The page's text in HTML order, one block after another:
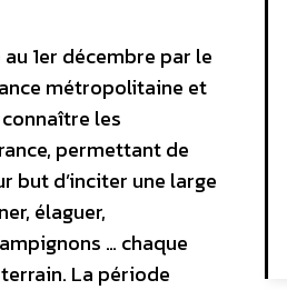
1er décembre par le
métropolitaine et
les
permettant de
but d’inciter une large
élaguer,
… chaque
La période